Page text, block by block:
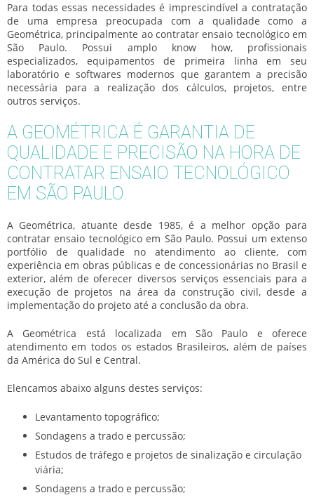
Para todas essas necessidades é imprescindível a contratação
de uma empresa preocupada com a qualidade como a
Geométrica, principalmente ao contratar ensaio tecnológico em
São Paulo. Possui amplo know how, profissionais
especializados, equipamentos de primeira linha em seu
laboratório e softwares modernos que garantem a precisão
necessária para a realização dos cálculos, projetos, entre
outros serviços.
A GEOMÉTRICA É GARANTIA DE
QUALIDADE E PRECISÃO NA HORA DE
CONTRATAR ENSAIO TECNOLÓGICO
EM SÃO PAULO.
A Geométrica, atuante desde 1985, é a melhor opção para
contratar ensaio tecnológico em São Paulo. Possui um extenso
portfólio de qualidade no atendimento ao cliente, com
experiência em obras públicas e de concessionárias no Brasil e
exterior, além de oferecer diversos serviços essenciais para a
execução de projetos na área da construção civil, desde a
implementação do projeto até a conclusão da obra.
A Geométrica está localizada em São Paulo e oferece
atendimento em todos os estados Brasileiros, além de países
da América do Sul e Central.
Elencamos abaixo alguns destes serviços:
Levantamento topográfico;
Sondagens a trado e percussão;
Estudos de tráfego e projetos de sinalização e circulação
viária;
Sondagens a trado e percussão;